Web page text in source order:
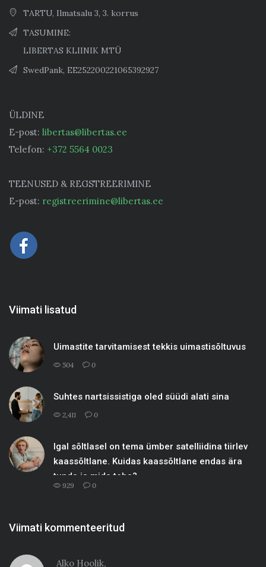
TARTU, Ilmatsalu 3, 3. korrus
TASUMINE:
LIBERTAS KLIINIK MTÜ
SwedPank, EE252200221065392927
ÜLDINE
E-post: libertas@libertas.ee
Telefon: +372 5564 0023
TEENUSED & REGSTREERIMINE
E-post: registreerimine@libertas.ee
Viimati lisatud
Uimastite tarvitamisest tekkis uimastisõltuvus
504 0
Suhtes nartsissistiga oled süüdi alati sina
2,411 0
Igal sõltlasel on tema ümber satelliidina tiirlev
kaassõltlane. Kuidas kaassõltlane endas ära
tunda ja mida teha?
929 0
Viimati kommenteeritud
Alko Hoolik,